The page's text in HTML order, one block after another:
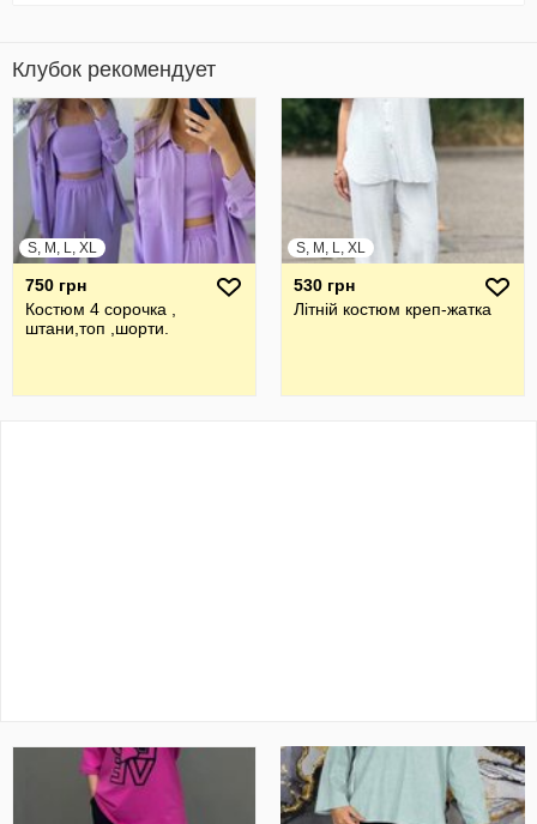
Клубок рекомендует
S, M, L, XL
750 грн
Костюм 4 сорочка ,
штани,топ ,шорти.
S, M, L, XL
530 грн
Літній костюм креп-жатка